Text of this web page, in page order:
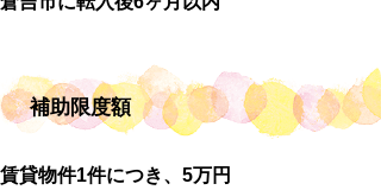
補助限度額
賃貸物件1件につき、5万円